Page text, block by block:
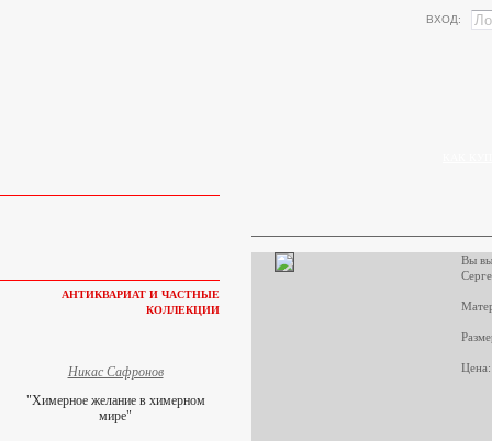
ВХОД:
Вы
АНТИКВАРИАТ И ЧАСТНЫЕ
КОЛЛЕКЦИИ
Никас Сафронов
"Химерное желание в химерном
мире"